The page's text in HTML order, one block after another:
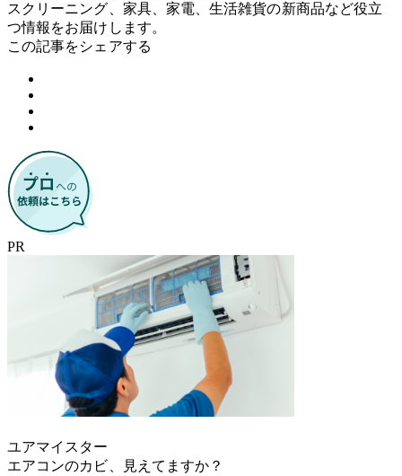
スクリーニング、家具、家電、生活雑貨の新商品など役立
つ情報をお届けします。
この記事をシェアする
PR
ユアマイスター
エアコンのカビ、見えてますか？